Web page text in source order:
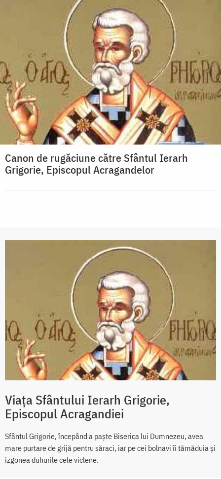
Canon de rugăciune către Sfântul Ierarh
Grigorie, Episcopul Acragandelor
Viața Sfântului Ierarh Grigorie,
Episcopul Acragandiei
Sfântul Grigorie, începând a paște Biserica lui Dumnezeu, avea
mare purtare de grijă pentru săraci, iar pe cei bolnavi îi tămăduia și
izgonea duhurile cele viclene.